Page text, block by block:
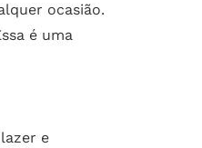
ocasião.
é uma
e